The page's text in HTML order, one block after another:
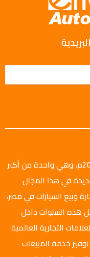
تأسست شركة الليثي أوتو جروب عام 2008م، وهي واحدة من أكبر
في هذا المجال
وبيع السيارات في مصر،
هذه السنوات داخل
التجارية العالمية
خدمة المبيعات